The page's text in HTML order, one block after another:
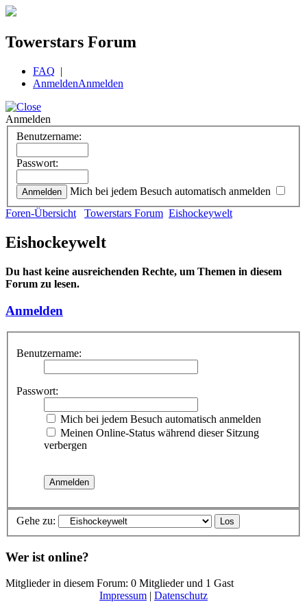
Towerstars Forum
FAQ |
AnmeldenAnmelden
Anmelden
Benutzername:
Passwort:
Mich bei jedem Besuch automatisch anmelden
Foren-Übersicht
Towerstars Forum Eishockeywelt
Eishockeywelt
Du hast keine ausreichenden Rechte, um Themen in diesem
Forum zu lesen.
Anmelden
Benutzername:
Passwort:
Mich bei jedem Besuch automatisch anmelden
Meinen Online-Status während dieser Sitzung
verbergen
Gehe zu:
Wer ist online?
Mitglieder in diesem Forum: 0 Mitglieder und 1 Gast
Impressum | Datenschutz